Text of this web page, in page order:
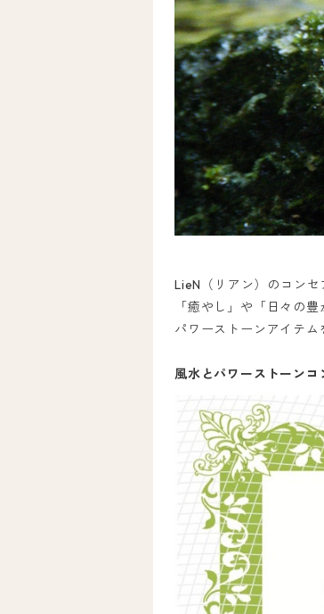
LieN（リアン）のコンセ
「癒やし」や「日々の
パワーストーンアイテム
風水とパワーストーンコ